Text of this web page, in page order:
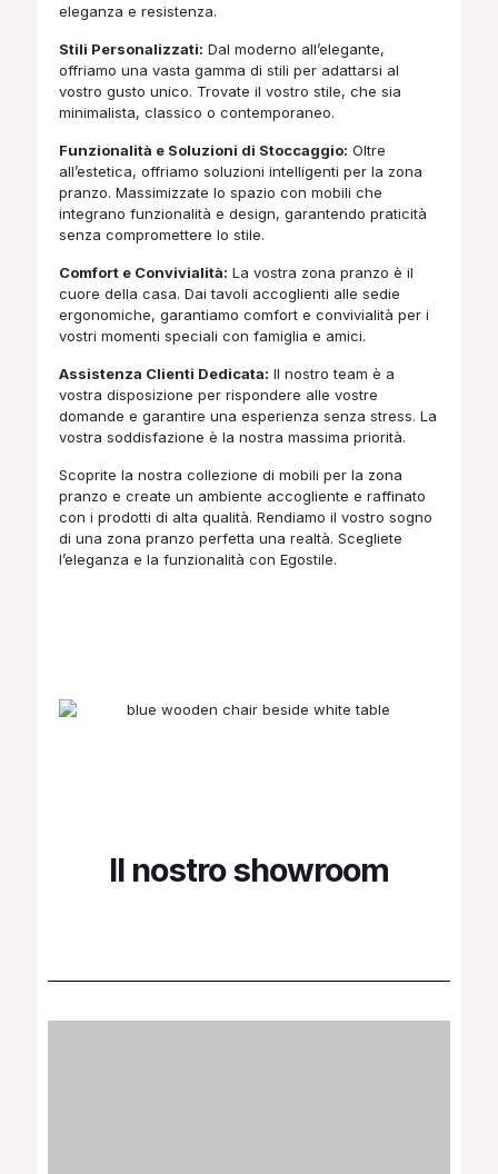
eleganza e resistenza.
Stili Personalizzati: Dal moderno all’elegante,
offriamo una vasta gamma di stili per adattarsi al
vostro gusto unico. Trovate il vostro stile, che sia
minimalista, classico o contemporaneo.
Funzionalità e Soluzioni di Stoccaggio: Oltre
all’estetica, offriamo soluzioni intelligenti per la zona
pranzo. Massimizzate lo spazio con mobili che
integrano funzionalità e design, garantendo praticità
senza compromettere lo stile.
Comfort e Convivialità: La vostra zona pranzo è il
cuore della casa. Dai tavoli accoglienti alle sedie
ergonomiche, garantiamo comfort e convivialità per i
vostri momenti speciali con famiglia e amici.
Assistenza Clienti Dedicata: Il nostro team è a
vostra disposizione per rispondere alle vostre
domande e garantire una esperienza senza stress. La
vostra soddisfazione è la nostra massima priorità.
Scoprite la nostra collezione di mobili per la zona
pranzo e create un ambiente accogliente e raffinato
con i prodotti di alta qualità. Rendiamo il vostro sogno
di una zona pranzo perfetta una realtà. Scegliete
l’eleganza e la funzionalità con Egostile.
Il nostro showroom